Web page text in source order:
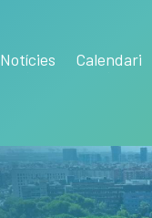
Notícies Calendari